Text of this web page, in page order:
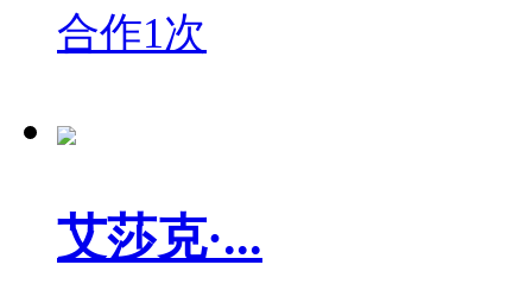
合作1次
艾莎克·...